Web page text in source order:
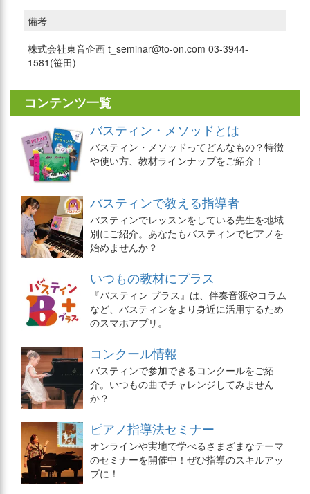
備考
株式会社東音企画 t_seminar@to-on.com 03-3944-
1581(笹田)
コンテンツ一覧
バスティン・メソッドとは
バスティン・メソッドってどんなもの？特徴
や使い方、教材ラインナップをご紹介！
バスティンで教える指導者
バスティンでレッスンをしている先生を地域
別にご紹介。あなたもバスティンでピアノを
始めませんか？
いつもの教材にプラス
『バスティン プラス』は、伴奏音源やコラム
など、バスティンをより身近に活用するため
のスマホアプリ。
コンクール情報
バスティンで参加できるコンクールをご紹
介。いつもの曲でチャレンジしてみません
か？
ピアノ指導法セミナー
オンラインや実地で学べるさまざまなテーマ
のセミナーを開催中！ぜひ指導のスキルアッ
プに！